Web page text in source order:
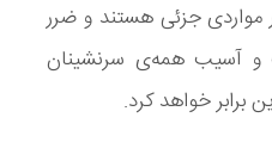
مواردی جزئی هستند و ضرر
و آسیب همه‌ی سرنشینان
برابر خواهد کرد.